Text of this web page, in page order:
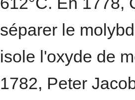
séparer le
isole l'oxyde de
1782, Peter